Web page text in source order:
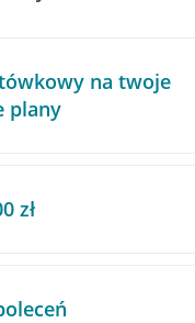
na twoje
plany
zł